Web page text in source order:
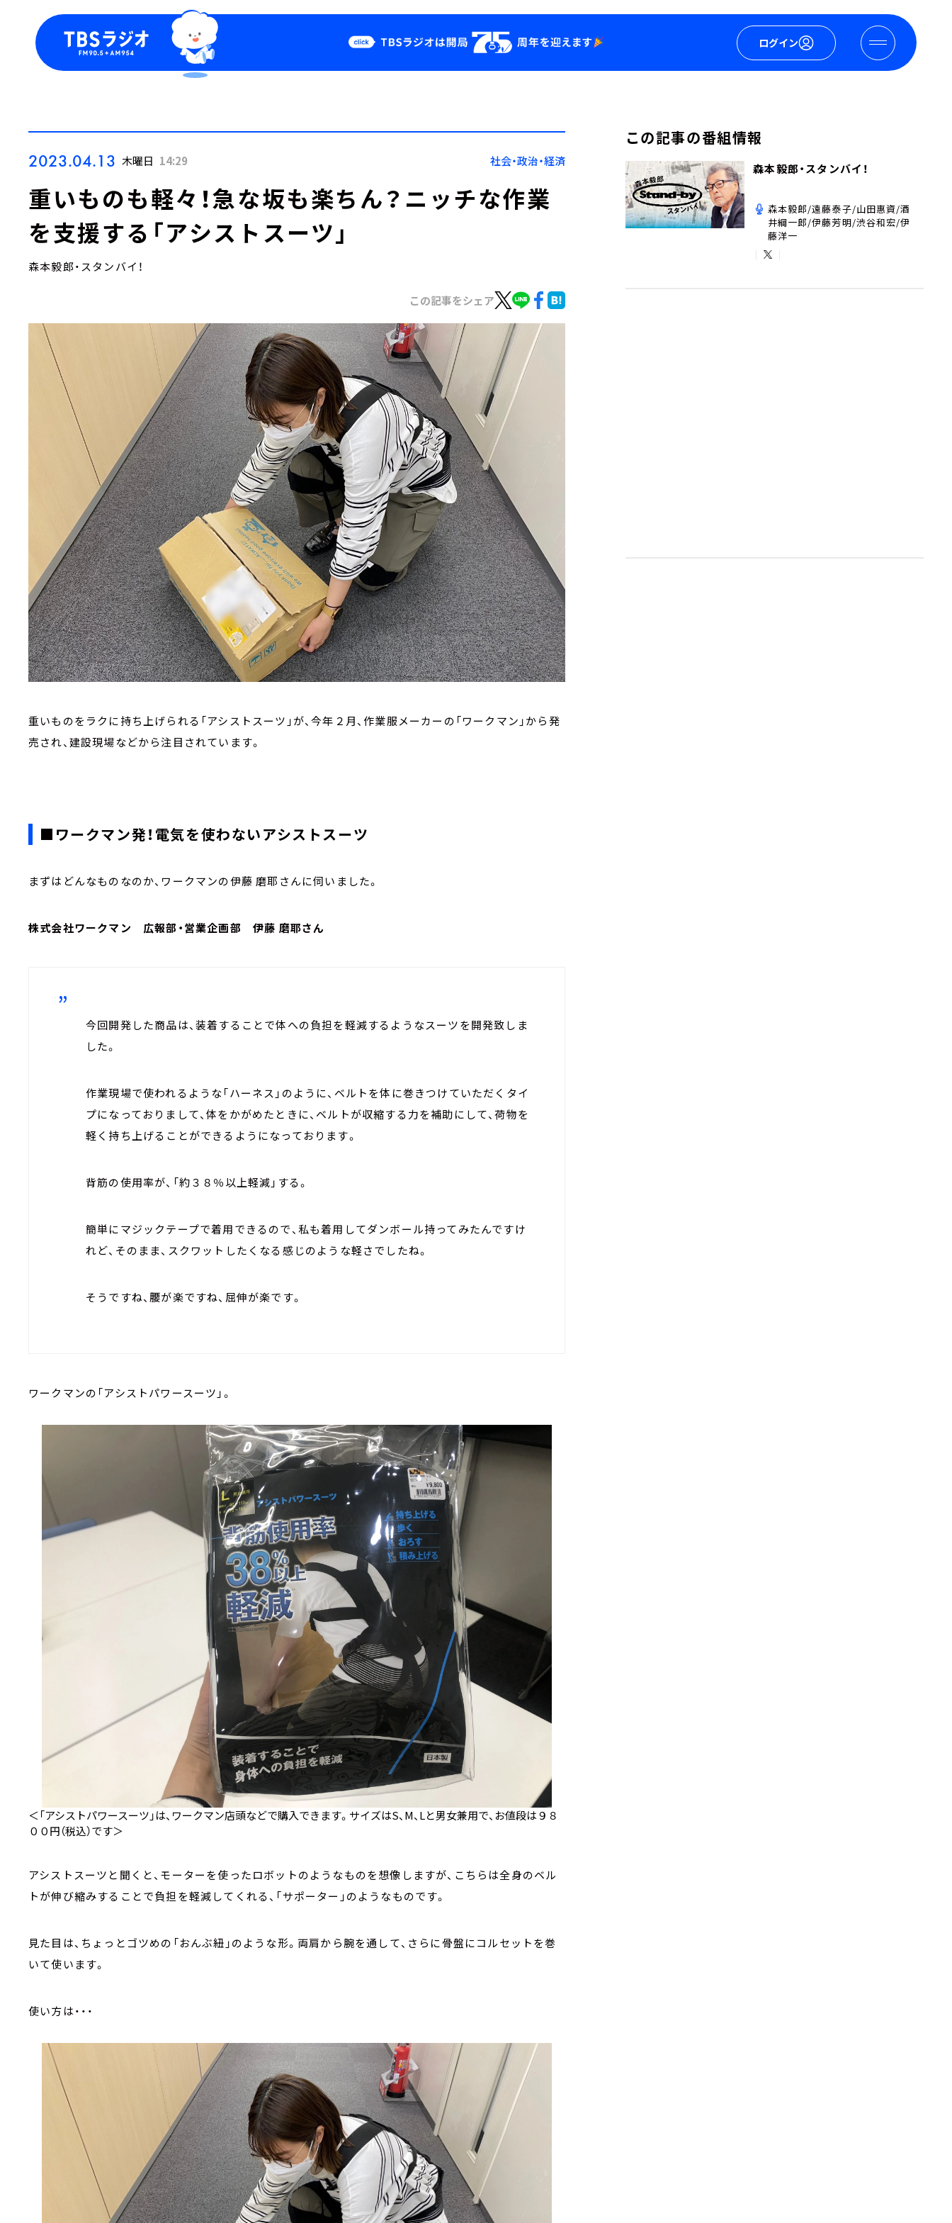
ログイン
Podcast
YouTube
会社情報
2023.04.13 木曜日 14:29 社会・政治・経済
重いものも軽々！急な坂も楽ちん？ニッチな作業
を支援する「アシストスーツ」
森本毅郎・スタンバイ！
この記事をシェア
重いものをラクに持ち上げられる「アシストスーツ」が、今年２月、作業服メーカーの「ワークマン」から発
売され、建設現場などから注目されています。
■ワークマン発！電気を使わないアシストスーツ
まずはどんなものなのか、ワークマンの伊藤 磨耶さんに伺いました。
株式会社ワークマン 広報部・営業企画部 伊藤 磨耶さん
今回開発した商品は、装着することで体への負担を軽減するようなスーツを開発致しま
した。
作業現場で使われるような「ハーネス」のように、ベルトを体に巻きつけていただくタイ
プになっておりまして、体をかがめたときに、ベルトが収縮する力を補助にして、荷物を
軽く持ち上げることができるようになっております。
背筋の使用率が、「約３８％以上軽減」する。
簡単にマジックテープで着用できるので、私も着用してダンボール持ってみたんですけ
れど、そのまま、スクワットしたくなる感じのような軽さでしたね。
そうですね、腰が楽ですね、屈伸が楽です。
ワークマンの「アシストパワースーツ」。
＜「アシストパワースーツ」は、ワークマン店頭などで購入できます。サイズはS、M、Lと男女兼用で、お値段は９８
００円（税込）です＞
アシストスーツと聞くと、モーターを使ったロボットのようなものを想像しますが、こちらは全身のベル
トが伸び縮みすることで負担を軽減してくれる、「サポーター」のようなものです。
見た目は、ちょっとゴツめの「おんぶ紐」のような形。両肩から腕を通して、さらに骨盤にコルセットを巻
いて使います。
使い方は・・・
この記事の番組情報
森本毅郎・スタンバイ！
森本毅郎/遠藤泰子/山田惠資/酒
井綱一郎/伊藤芳明/渋谷和宏/伊
藤洋一